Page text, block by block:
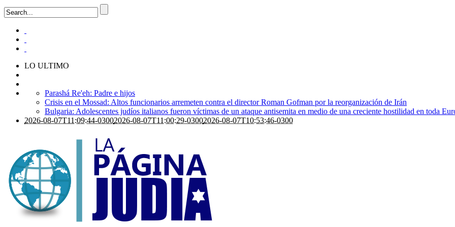
LO ULTIMO
Parashá Re'eh: Padre e hijos
Crisis en el Mossad: Altos funcionarios arremeten contra el director Roman Gofman por la reorganización de Irán
Bulgaria: Adolescentes judíos italianos fueron víctimas de un ataque antisemita en medio de una creciente hostilidad en toda
2026-08-07T11:09:44-03002026-08-07T11:00:29-03002026-08-07T10:53:46-0300